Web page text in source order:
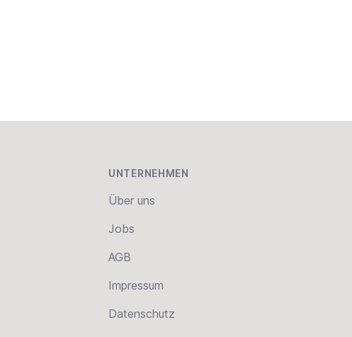
UNTERNEHMEN
Über uns
Jobs
AGB
Impressum
Datenschutz